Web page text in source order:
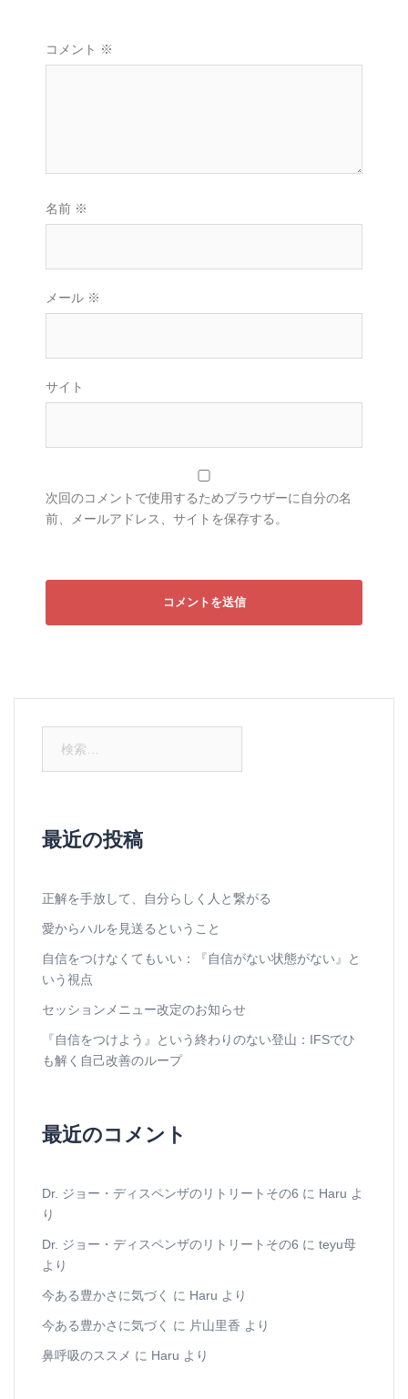
コメント ※
名前 ※
メール ※
サイト
次回のコメントで使用するためブラウザーに自分の名
前、メールアドレス、サイトを保存する。
最近の投稿
正解を手放して、自分らしく人と繋がる
愛からハルを見送るということ
自信をつけなくてもいい：『自信がない状態がない』と
いう視点
セッションメニュー改定のお知らせ
『自信をつけよう』という終わりのない登山：IFSでひ
も解く自己改善のループ
最近のコメント
Dr. ジョー・ディスペンザのリトリートその6 に Haru よ
り
Dr. ジョー・ディスペンザのリトリートその6 に teyu母
より
今ある豊かさに気づく に Haru より
今ある豊かさに気づく に 片山里香 より
鼻呼吸のススメ に Haru より